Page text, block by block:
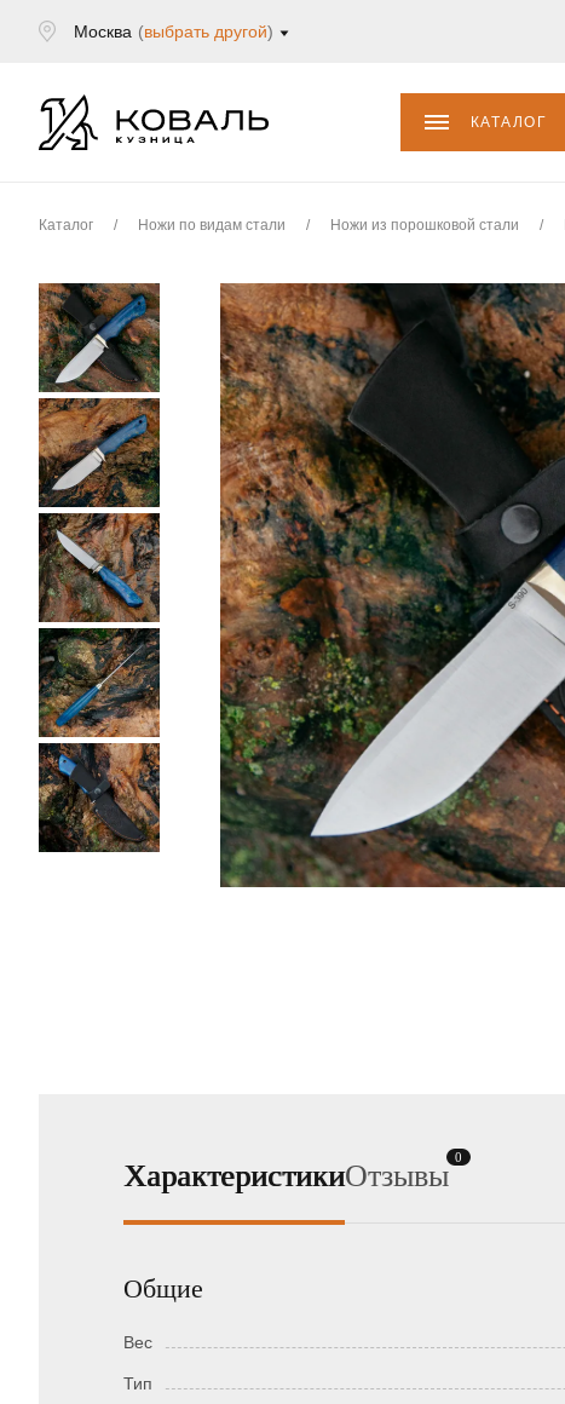
Москва (выбрать другой)
КАТАЛОГ
Каталог / Ножи по видам стали / Ножи из порошковой стали /
ХарактеристикиОтзывы
0
Общие
Вес
Тип